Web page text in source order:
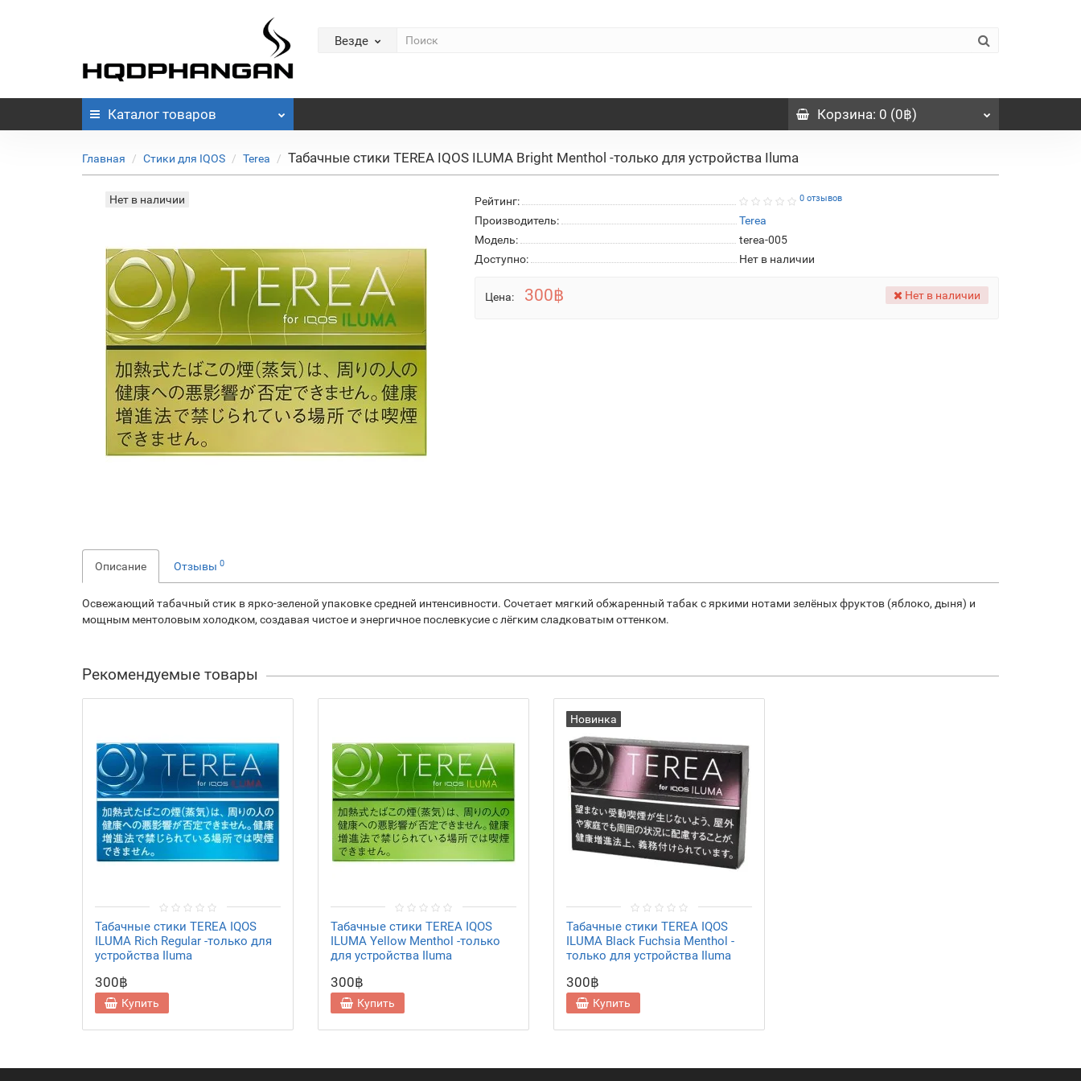
Везде
Каталог товаров Корзина: 0 (0฿)
Главная Стики для IQOS Terea Табачные стики TEREA IQOS ILUMA Bright Menthol -только для устройства Iluma
Нет в наличии Рейтинг: 0 отзывов
Производитель:
Terea
Модель:
terea-005
Доступно:
Нет в наличии
Цена: 300฿ Нет в наличии
Описание Отзывы 0
Освежающий табачный стик в ярко-зеленой упаковке средней интенсивности. Сочетает мягкий обжаренный табак с яркими нотами зелёных фруктов (яблоко, дыня) и
мощным ментоловым холодком, создавая чистое и энергичное послевкусие с лёгким сладковатым оттенком.
Рекомендуемые товары
Табачные стики TEREA IQOS
ILUMA Rich Regular -только для
устройства Iluma
300฿
Купить
Табачные стики TEREA IQOS
ILUMA Yellow Menthol -только
для устройства Iluma
300฿
Купить
Новинка
Табачные стики TEREA IQOS
ILUMA Black Fuchsia Menthol -
только для устройства Iluma
300฿
Купить